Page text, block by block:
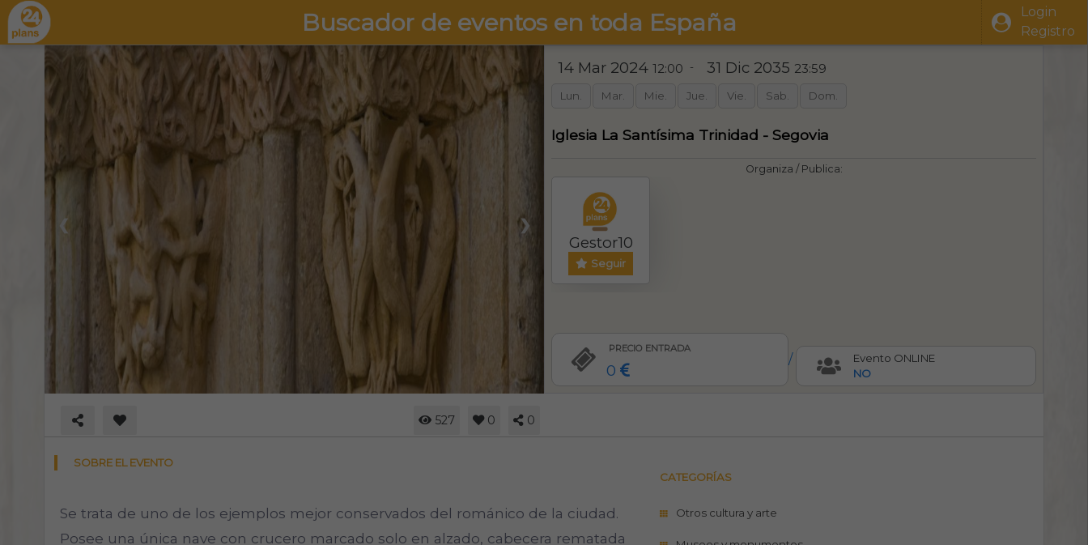
Buscador de eventos en toda España
Login
Registro
❮ ❯
14 Mar 2024 12:00 - 31 Dic 2035 23:59
Lun. Mar. Mie. Jue. Vie. Sab. Dom.
Iglesia La Santísima Trinidad - Segovia
Organiza / Publica:
Gestor10
Seguir
PRECIO ENTRADA
0
/
Evento ONLINE
NO
527 0 0
SOBRE EL EVENTO
Se trata de uno de los ejemplos mejor conservados del románico de la ciudad.
Posee una única nave con crucero marcado solo en alzado, cabecera rematada
CATEGORÍAS
Otros cultura y arte